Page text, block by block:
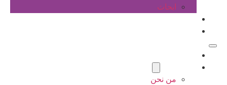
ابحاث
من نحن